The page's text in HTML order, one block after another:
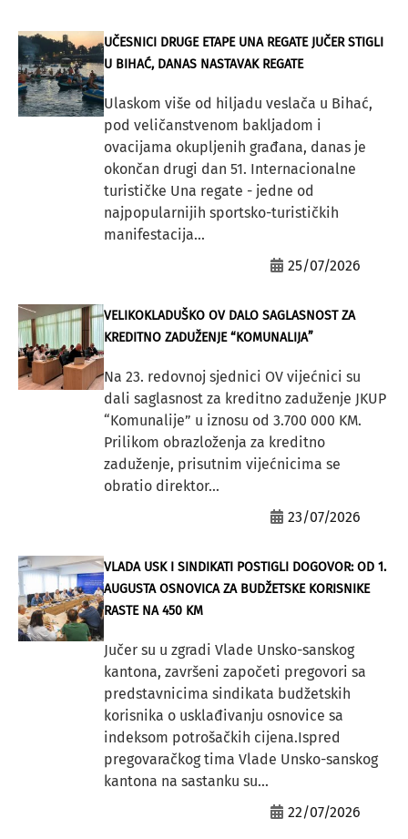
UČESNICI DRUGE ETAPE UNA REGATE JUČER STIGLI
U BIHAĆ, DANAS NASTAVAK REGATE
Ulaskom više od hiljadu veslača u Bihać,
pod veličanstvenom bakljadom i
ovacijama okupljenih građana, danas je
okončan drugi dan 51. Internacionalne
turističke Una regate - jedne od
najpopularnijih sportsko-turističkih
manifestacija...
25/07/2026
VELIKOKLADUŠKO OV DALO SAGLASNOST ZA
KREDITNO ZADUŽENJE “KOMUNALIJA”
Na 23. redovnoj sjednici OV vijećnici su
dali saglasnost za kreditno zaduženje JKUP
“Komunalije” u iznosu od 3.700 000 KM.
Prilikom obrazloženja za kreditno
zaduženje, prisutnim vijećnicima se
obratio direktor...
23/07/2026
VLADA USK I SINDIKATI POSTIGLI DOGOVOR: OD 1.
AUGUSTA OSNOVICA ZA BUDŽETSKE KORISNIKE
RASTE NA 450 KM
Jučer su u zgradi Vlade Unsko-sanskog
kantona, završeni započeti pregovori sa
predstavnicima sindikata budžetskih
korisnika o usklađivanju osnovice sa
indeksom potrošačkih cijena.Ispred
pregovaračkog tima Vlade Unsko-sanskog
kantona na sastanku su...
22/07/2026